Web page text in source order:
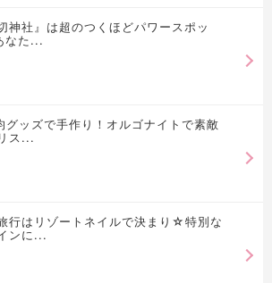
神社』は超のつくほどパワースポッ
なた...
グッズで手作り！オルゴナイトで素敵
ス...
行はリゾートネイルで決まり☆特別な
ンに...